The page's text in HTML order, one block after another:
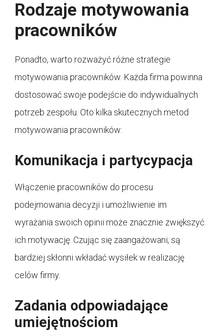
Rodzaje motywowania
pracowników
Ponadto, warto rozważyć różne strategie
motywowania pracowników. Każda firma powinna
dostosować swoje podejście do indywidualnych
potrzeb zespołu. Oto kilka skutecznych metod
motywowania pracowników:
Komunikacja i partycypacja
Włączenie pracowników do procesu
podejmowania decyzji i umożliwienie im
wyrażania swoich opinii może znacznie zwiększyć
ich motywację. Czując się zaangażowani, są
bardziej skłonni wkładać wysiłek w realizację
celów firmy.
Zadania odpowiadające
umiejętnościom